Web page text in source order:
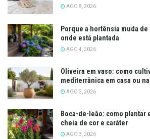
AGO 8, 2026
Porque a hortênsia muda
onde está plantada
AGO 4, 2026
Oliveira em vaso: como
mediterrânica em casa ou
AGO 3, 2026
Boca-de-leão: como plantar
cheia de cor e caráter
AGO 3, 2026